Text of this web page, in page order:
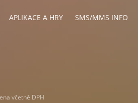
APLIKACE A HRY SMS/MMS INFO
včetně DPH